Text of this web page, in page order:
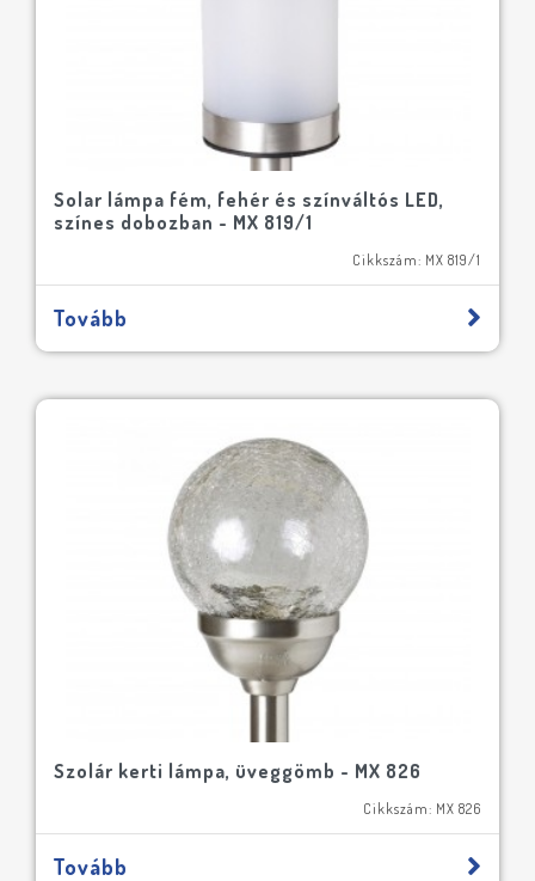
Solar lámpa fém, fehér és színváltós LED,
színes dobozban - MX 819/1
Cikkszám: MX 819/1
Tovább
Szolár kerti lámpa, üveggömb - MX 826
Cikkszám: MX 826
Tovább